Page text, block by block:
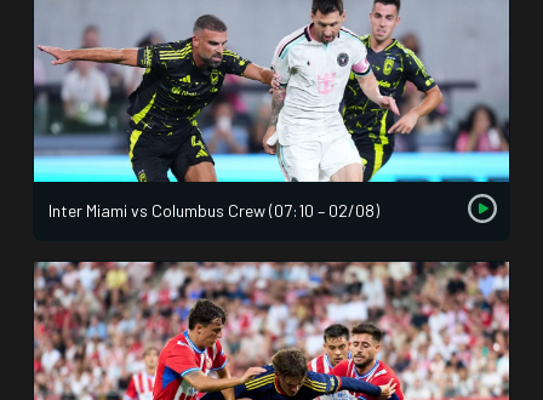
Inter Miami vs Columbus Crew (07:10 – 02/08)